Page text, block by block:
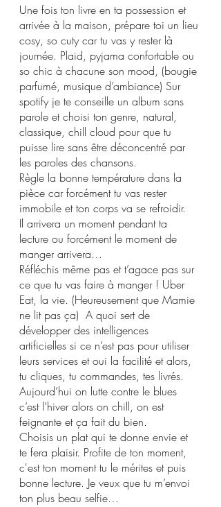
Une fois ton livre en ta possession et
arrivée à la maison, prépare toi un lieu
cosy, so cuty car tu vas y rester là
journée. Plaid, pyjama confortable ou
so chic à chacune son mood, (bougie
parfumé, musique d’ambiance) Sur
spotify je te conseille un album sans
parole et choisi ton genre, natural,
classique, chill cloud pour que tu
puisse lire sans être déconcentré par
les paroles des chansons.
Règle la bonne température dans la
pièce car forcément tu vas rester
immobile et ton corps va se refroidir.
Il arrivera un moment pendant ta
lecture ou forcément le moment de
manger arrivera…
Réfléchis même pas et t’agace pas sur
ce que tu vas faire à manger ! Uber
Eat, la vie. (Heureusement que Mamie
ne lit pas ça)  A quoi sert de
développer des intelligences
artificielles si ce n’est pas pour utiliser
leurs services et oui la facilité et alors,
tu cliques, tu commandes, tes livrés.
Aujourd’hui on lutte contre le blues
c’est l’hiver alors on chill, on est
feignante et ça fait du bien.
Choisis un plat qui te donne envie et
te fera plaisir. Profite de ton moment,
c'est ton moment tu le mérites et puis
bonne lecture. Je veux que tu m’envoi
ton plus beau selfie…